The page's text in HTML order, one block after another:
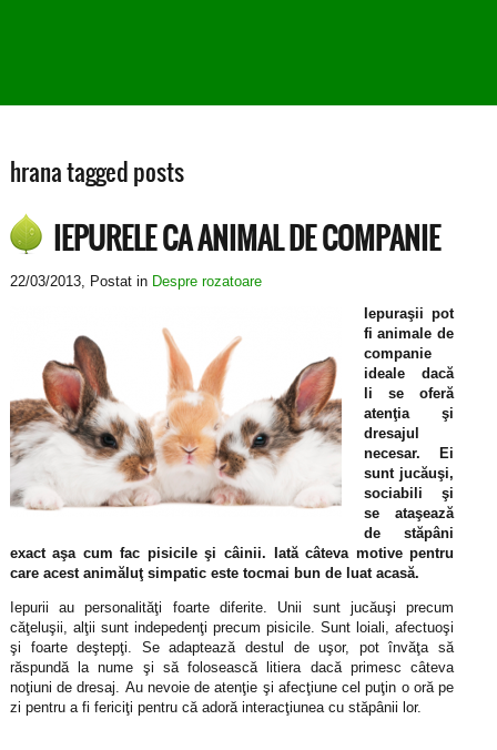
hrana tagged posts
IEPURELE CA ANIMAL DE COMPANIE
22/03/2013, Postat in Despre rozatoare
Iepuraşii pot
fi animale de
companie
ideale dacă
li se oferă
atenţia şi
dresajul
necesar. Ei
sunt jucăuşi,
sociabili şi
se ataşează
de stăpâni
exact aşa cum fac pisicile şi câinii. Iată câteva motive pentru
care acest animăluţ simpatic este tocmai bun de luat acasă.
Iepurii au personalităţi foarte diferite. Unii sunt jucăuşi precum
căţeluşii, alţii sunt indepedenţi precum pisicile. Sunt loiali, afectuoşi
şi foarte deştepţi. Se adaptează destul de uşor, pot învăţa să
răspundă la nume şi să folosească litiera dacă primesc câteva
noţiuni de dresaj. Au nevoie de atenţie şi afecţiune cel puţin o oră pe
zi pentru a fi fericiţi pentru că adoră interacţiunea cu stăpânii lor.